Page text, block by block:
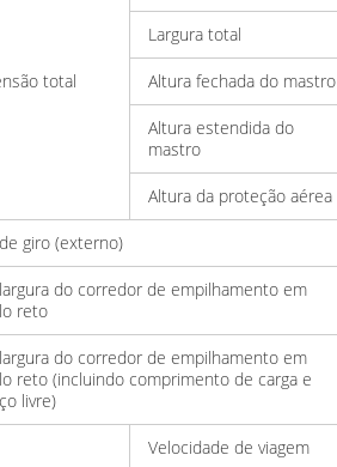
total
Largura total
Altura fechada do mastro
Altura estendida do
mastro
Altura da proteção aérea
giro (externo)
do corredor de empilhamento em
reto
do corredor de empilhamento em
reto (incluindo comprimento de carga e
livre)
Velocidade de viagem